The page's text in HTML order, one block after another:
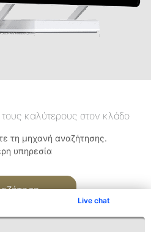
Live chat
καλύτερους στον κλάδο
τη μηχανή αναζήτησης.
υπηρεσία